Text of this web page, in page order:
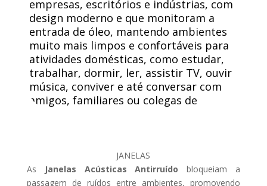
empresas, escritórios e indústrias, com
design moderno e que monitoram a
entrada de óleo, mantendo ambientes
muito mais limpos e confortáveis ​​para
atividades domésticas, como estudar,
trabalhar, dormir, ler, assistir TV, ouvir
música, conviver e até conversar com
amigos, familiares ou colegas de
JANELAS
As
Janelas Acústicas Antirruído
bloqueiam a
passagem de ruídos entre ambientes, promovendo